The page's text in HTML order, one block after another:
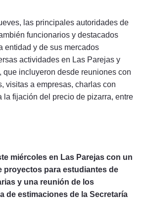
las principales autoridades de
funcionarios y destacados
entidad y de sus mercados
actividades en Las Parejas y
que incluyeron desde reuniones con
visitas a empresas, charlas con
la fijación del precio de pizarra, entre
miércoles en Las Parejas con un
proyectos para estudiantes de
y una reunión de los
de estimaciones de la Secretaría